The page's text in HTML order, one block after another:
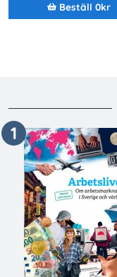
Beställ 0kr
1